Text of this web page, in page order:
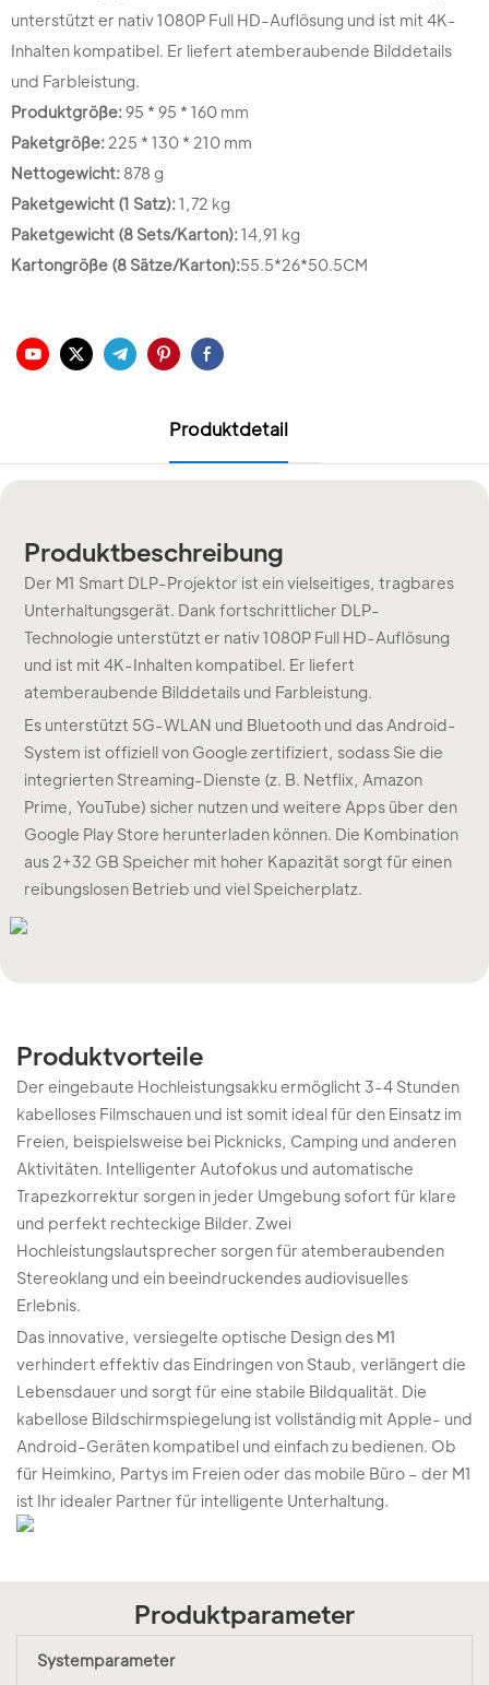
unterstützt er nativ 1080P Full HD-Auflösung und ist mit 4K-
Inhalten kompatibel. Er liefert atemberaubende Bilddetails
und Farbleistung.
Produktgröße:95 * 95 * 160 mm
Paketgröße: 225 * 130 * 210 mm
Nettogewicht: 878 g
Paketgewicht (1 Satz):1,72 kg
Paketgewicht (8 Sets/Karton):14,91 kg
Kartongröße (8 Sätze/Karton):55.5*26*50.5CM
Produktdetail
Produktbeschreibung
Der M1 Smart DLP-Projektor ist ein vielseitiges, tragbares
Unterhaltungsgerät. Dank fortschrittlicher DLP-
Technologie unterstützt er nativ 1080P Full HD-Auflösung
und ist mit 4K-Inhalten kompatibel. Er liefert
atemberaubende Bilddetails und Farbleistung.
Es unterstützt 5G-WLAN und Bluetooth und das Android-
System ist offiziell von Google zertifiziert, sodass Sie die
integrierten Streaming-Dienste (z. B. Netflix, Amazon
Prime, YouTube) sicher nutzen und weitere Apps über den
Google Play Store herunterladen können. Die Kombination
aus 2+32 GB Speicher mit hoher Kapazität sorgt für einen
reibungslosen Betrieb und viel Speicherplatz.
Produktvorteile
Der eingebaute Hochleistungsakku ermöglicht 3-4 Stunden
kabelloses Filmschauen und ist somit ideal für den Einsatz im
Freien, beispielsweise bei Picknicks, Camping und anderen
Aktivitäten. Intelligenter Autofokus und automatische
Trapezkorrektur sorgen in jeder Umgebung sofort für klare
und perfekt rechteckige Bilder. Zwei
Hochleistungslautsprecher sorgen für atemberaubenden
Stereoklang und ein beeindruckendes audiovisuelles
Erlebnis.
Das innovative, versiegelte optische Design des M1
verhindert effektiv das Eindringen von Staub, verlängert die
Lebensdauer und sorgt für eine stabile Bildqualität. Die
kabellose Bildschirmspiegelung ist vollständig mit Apple- und
Android-Geräten kompatibel und einfach zu bedienen. Ob
für Heimkino, Partys im Freien oder das mobile Büro – der M1
ist Ihr idealer Partner für intelligente Unterhaltung.
Produktparameter
Systemparameter